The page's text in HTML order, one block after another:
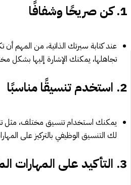
1. كن صريحًا وشفافًا
عند كتابة سيرتك الذاتية، من المهم
تجاهلها، يمكنك الإشارة إليها
2. استخدم تنسيقًا مناسبًا
يمكنك استخدام تنسيق مختلف، مثل
لك التنسيق الوظيفي بالتركيز على
3. التأكيد على المهارات